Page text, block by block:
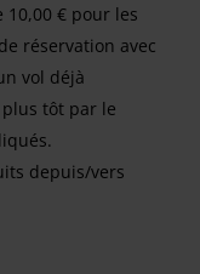
€ pour les
réservation avec
vol déjà
tôt par le
depuis/vers
le billet